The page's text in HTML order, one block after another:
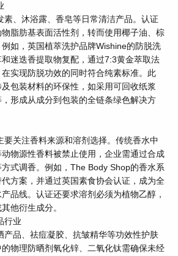
沐浴露、香皂等日常清洁产品。认证
脂肪基表面活性剂，转而使用椰子油、棕
如，英国植萃洗护品牌Wishine的防脱洗
迷迭香提取物复配，通过7:3黄金萃取法
实现防脱功效的同时符合纯素标准。此
包装材料的环保性，如采用可回收纸浆
形成从成分到包装的全链条绿色解决方
注香料来源和溶剂选择。传统香水中
物源性香料被禁止使用，企业需通过合成
式调香。例如，The Body Shop的香水系
方案，并通过英国素食协会认证，成为全
品线。认证还要求溶剂必须为植物乙醇，
他衍生成分。
业
、祛痘凝胶、抗皱精华等功效性护肤
物理防晒剂氧化锌、二氧化钛需确保未经